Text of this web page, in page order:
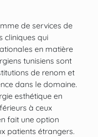
de services de
cliniques qui
en matière
tunisiens sont
de renom et
dans le domaine.
esthétique en
à ceux
fait une option
patients étrangers.